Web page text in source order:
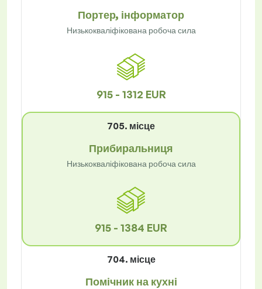
Портер, інформатор
Низькокваліфікована робоча сила
915 - 1312 EUR
705. місце
Прибиральниця
Низькокваліфікована робоча сила
915 - 1384 EUR
704. місце
Помічник на кухні